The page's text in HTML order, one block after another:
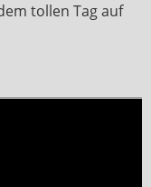
tollen Tag auf